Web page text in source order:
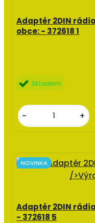
Adaptér 2DIN
obce: - 372618 1
Skladem
- +
Adaptér 2DIN
- 372618 5
NOVINKA